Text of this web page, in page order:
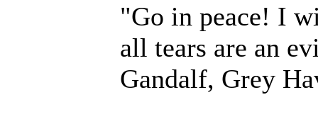
"Go in peace! I
all tears are an
Gandalf, Grey